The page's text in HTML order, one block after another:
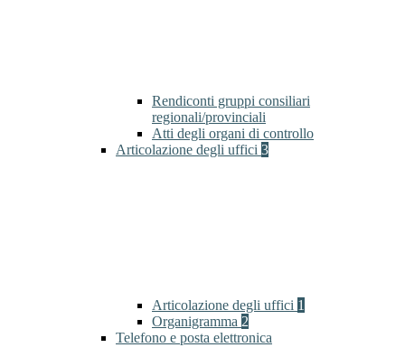
Rendiconti gruppi consiliari
regionali/provinciali
Atti degli organi di controllo
Articolazione degli uffici 3
Articolazione degli uffici 1
Organigramma 2
Telefono e posta elettronica